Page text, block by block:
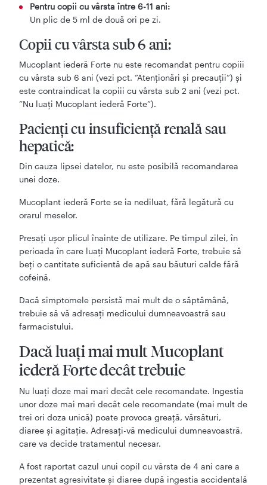
Pentru copii cu vârsta între 6-11 ani:
Un plic de 5 ml de două ori pe zi.
Copii cu vârsta sub 6 ani:
Mucoplant iederă Forte nu este recomandat pentru copiii
cu vârsta sub 6 ani (vezi pct. ”Atenționări și precauții”) și
este contraindicat la copiii cu vârsta sub 2 ani (vezi pct.
”Nu luaţi Mucoplant iederă Forte”).
Pacienți cu insuficiență renală sau
hepatică:
Din cauza lipsei datelor, nu este posibilă recomandarea
unei doze.
Mucoplant iederă Forte se ia nediluat, fără legătură cu
orarul meselor.
Presați ușor plicul înainte de utilizare. Pe timpul zilei, în
perioada în care luați Mucoplant iederă Forte, trebuie să
beți o cantitate suficientă de apă sau băuturi calde fără
cofeină.
Dacă simptomele persistă mai mult de o săptămână,
trebuie să vă adresaţi medicului dumneavoastră sau
farmacistului.
Dacă luaţi mai mult Mucoplant
iederă Forte decât trebuie
Nu luați doze mai mari decât cele recomandate. Ingestia
unor doze mai mari decât cele recomandate (mai mult de
trei ori doza unică) poate provoca greață, vărsături,
diaree și agitație. Adresați-vă medicului dumneavoastră,
care va decide tratamentul necesar.
A fost raportat cazul unui copil cu vârsta de 4 ani care a
prezentat agresivitate și diaree după ingestia accidentală